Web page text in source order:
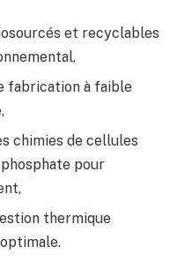
et recyclables
fabrication à faible
chimies de cellules
pour
thermique